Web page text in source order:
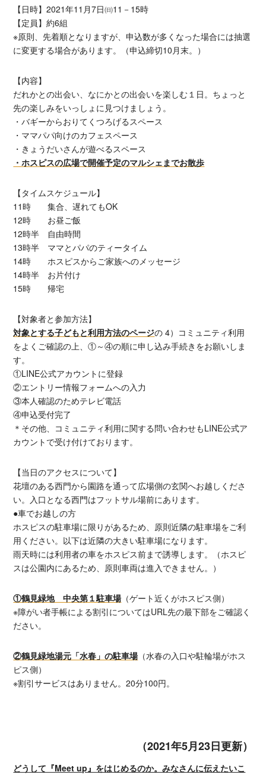
【日時】2021年11月7日㈰11－15時
【定員】約6組
※原則、先着順となりますが、申込数が多くなった場合には抽選
に変更する場合があります。（申込締切10月末。）
【内容】
だれかとの出会い、なにかとの出会いを楽しむ１日。ちょっと
先の楽しみをいっしょに見つけましょう。
・バギーからおりてくつろげるスペース
・ママパパ向けのカフェスペース
・きょうだいさんが遊べるスペース
・ホスピスの広場で開催予定のマルシェまでお散歩
【タイムスケジュール】
11時 集合、遅れてもOK
12時 お昼ご飯
12時半 自由時間
13時半 ママとパパのティータイム
14時 ホスピスからご家族へのメッセージ
14時半 お片付け
15時 帰宅
【対象者と参加方法】
対象とする子どもと利用方法のページの 4）コミュニティ利用
をよくご確認の上、①～④の順に申し込み手続きをお願いしま
す。
①LINE公式アカウントに登録
②エントリー情報フォームへの入力
③本人確認のためテレビ電話
④申込受付完了
＊その他、コミュニティ利用に関する問い合わせもLINE公式ア
カウントで受け付けております。
【当日のアクセスについて】
花壇のある西門から園路を通って広場側の玄関へお越しくださ
い。入口となる西門はフットサル場前にあります。
●車でお越しの方
ホスピスの駐車場に限りがあるため、原則近隣の駐車場をご利
用ください。以下は近隣の大きい駐車場になります。
雨天時には利用者の車をホスピス前まで誘導します。（ホスピ
スは公園内にあるため、原則車両は進入できません。）
①鶴見緑地 中央第１駐車場（ゲート近くがホスピス側）
※障がい者手帳による割引についてはURL先の最下部をご確認く
ださい。
②鶴見緑地湯元「水春」の駐車場（水春の入口や駐輪場がホス
ピス側）
※割引サービスはありません。20分100円。
（2021年5月23日更新）
どうして『Meet up』をはじめるのか。みなさんに伝えたいこ